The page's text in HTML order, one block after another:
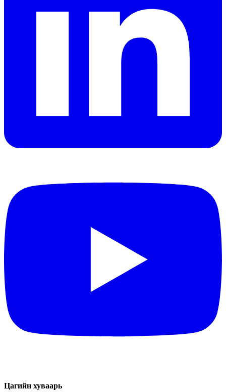
Цагийн хуваарь